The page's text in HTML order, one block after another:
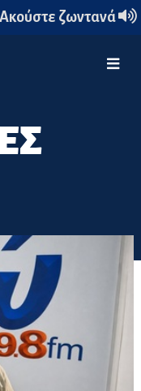
Ακούστε ζωντανά